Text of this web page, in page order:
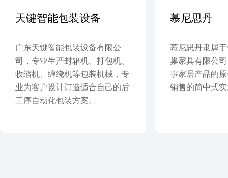
天键智能包装设备
广东天键智能包装设备有限公
司，专业生产封箱机、打包机、
收缩机、缠绕机等包装机械，专
业为客户设计订造适合自己的后
工序自动化包装方案。
慕尼思丹
慕尼思丹隶属
巢家具有限公
事家居产品的
销售的简中式